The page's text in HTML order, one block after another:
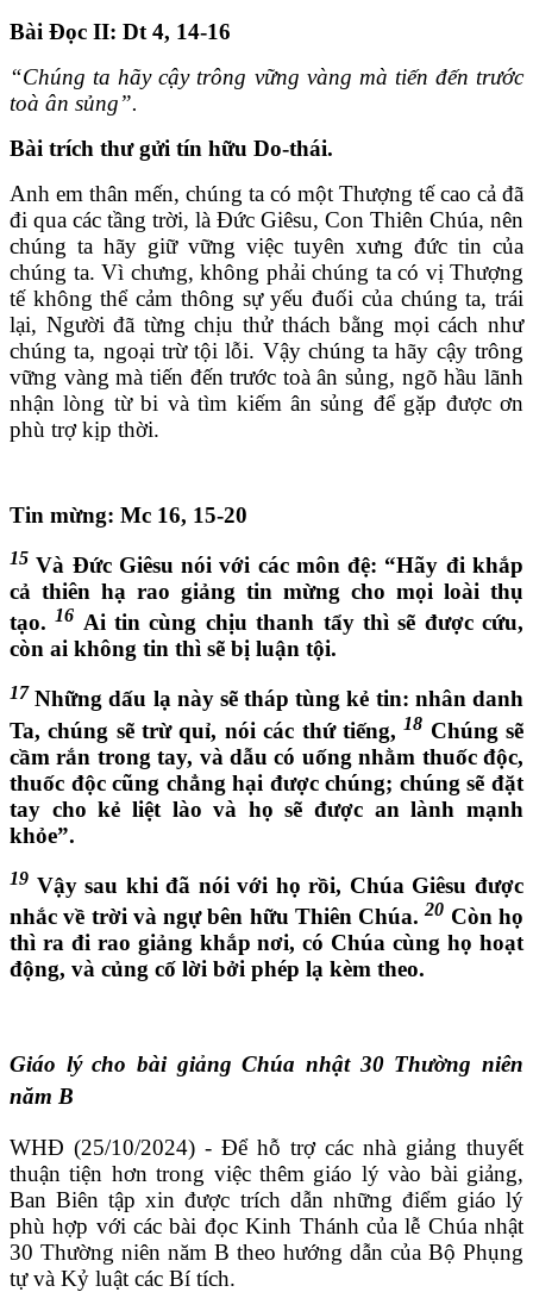
Bài Ðọc II: Dt 4, 14-16
“Chúng ta hãy cậy trông vững vàng mà tiến đến trước
toà ân sủng”.
Bài trích thư gửi tín hữu Do-thái.
Anh em thân mến, chúng ta có một Thượng tế cao cả đã
đi qua các tầng trời, là Ðức Giêsu, Con Thiên Chúa, nên
chúng ta hãy giữ vững việc tuyên xưng đức tin của
chúng ta. Vì chưng, không phải chúng ta có vị Thượng
tế không thể cảm thông sự yếu đuối của chúng ta, trái
lại, Người đã từng chịu thử thách bằng mọi cách như
chúng ta, ngoại trừ tội lỗi. Vậy chúng ta hãy cậy trông
vững vàng mà tiến đến trước toà ân sủng, ngõ hầu lãnh
nhận lòng từ bi và tìm kiếm ân sủng để gặp được ơn
phù trợ kịp thời.
Tin mừng: Mc 16, 15-20
15 Và Ðức Giêsu nói với các môn đệ: “Hãy đi khắp
cả thiên hạ rao giảng tin mừng cho mọi loài thụ
tạo.16 Ai tin cùng chịu thanh tẩy thì sẽ được cứu,
còn ai không tin thì sẽ bị luận tội.
17 Những dấu lạ này sẽ tháp tùng kẻ tin: nhân danh
Ta, chúng sẽ trừ quỉ, nói các thứ tiếng,18 Chúng sẽ
cầm rắn trong tay, và dẫu có uống nhằm thuốc độc,
thuốc độc cũng chẳng hại được chúng; chúng sẽ đặt
tay cho kẻ liệt lào và họ sẽ được an lành mạnh
khỏe”.
19 Vậy sau khi đã nói với họ rồi, Chúa Giêsu được
nhắc về trời và ngự bên hữu Thiên Chúa.20 Còn họ
thì ra đi rao giảng khắp nơi, có Chúa cùng họ hoạt
động, và củng cố lời bởi phép lạ kèm theo.
Giáo lý cho bài giảng Chúa nhật 30 Thường niên
năm B
WHĐ (25/10/2024) - Để hỗ trợ các nhà giảng thuyết
thuận tiện hơn trong việc thêm giáo lý vào bài giảng,
Ban Biên tập xin được trích dẫn những điểm giáo lý
phù hợp với các bài đọc Kinh Thánh của lễ Chúa nhật
30 Thường niên năm B theo hướng dẫn của Bộ Phụng
tự và Kỷ luật các Bí tích.